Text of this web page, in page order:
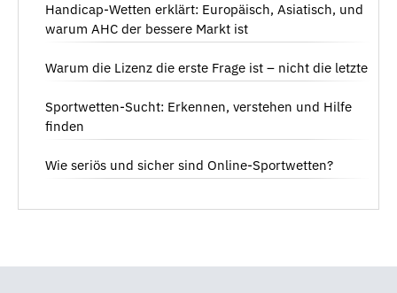
Handicap-Wetten erklärt: Europäisch, Asiatisch, und
warum AHC der bessere Markt ist
Warum die Lizenz die erste Frage ist – nicht die letzte
Sportwetten-Sucht: Erkennen, verstehen und Hilfe
finden
Wie seriös und sicher sind Online-Sportwetten?